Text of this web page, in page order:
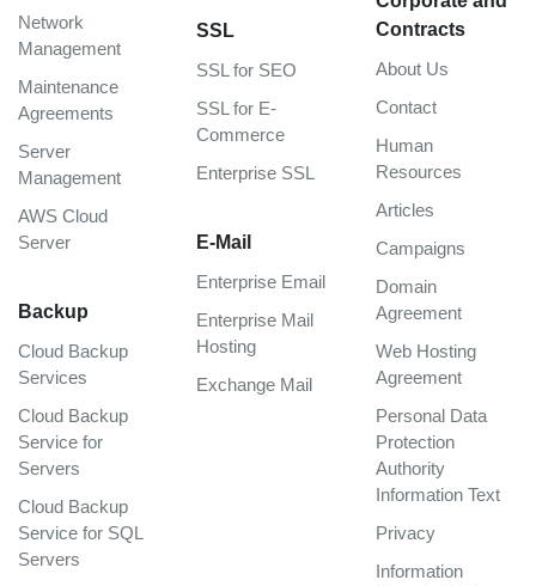
Network
Management
Maintenance
Agreements
Server
Management
AWS Cloud
Server
Backup
Cloud Backup
Services
Cloud Backup
Service for
Servers
Cloud Backup
Service for SQL
Servers
SSL
SSL for SEO
SSL for E-
Commerce
Enterprise SSL
E-Mail
Enterprise Email
Enterprise Mail
Hosting
Exchange Mail
Contracts
About Us
Contact
Human
Resources
Articles
Campaigns
Domain
Agreement
Web Hosting
Agreement
Personal Data
Protection
Authority
Information Text
Privacy
Information